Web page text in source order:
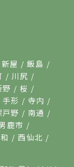
新屋
飯島
川尻
野
桜
手形
寺内
戸野
南通
鹿市
西仙北